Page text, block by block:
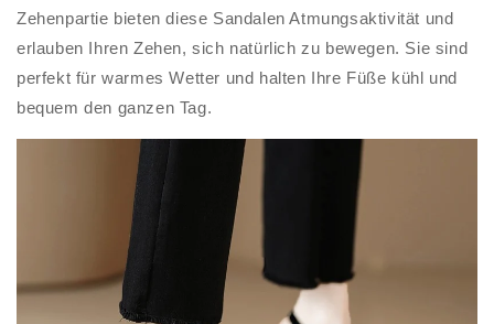
Zehenpartie bieten diese Sandalen Atmungsaktivität und
erlauben Ihren Zehen, sich natürlich zu bewegen. Sie sind
perfekt für warmes Wetter und halten Ihre Füße kühl und
bequem den ganzen Tag.